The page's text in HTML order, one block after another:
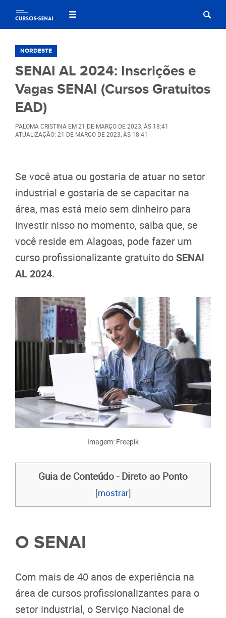
NORDESTE
SENAI AL 2024: Inscrições e
Vagas SENAI (Cursos Gratuitos
EAD)
PALOMA CRISTINA EM21 DE MARÇO DE 2023 , ÀS 18:41
ATUALIZAÇÃO: 21 DE MARÇO DE 2023, ÀS 18:41
Se você atua ou gostaria de atuar no setor
industrial e gostaria de se capacitar na
área, mas está meio sem dinheiro para
investir nisso no momento, saiba que, se
você reside em Alagoas, pode fazer um
curso profissionalizante gratuito doSENAI
AL 2024.
Imagem: Freepik
Guia de Conteúdo - Direto ao Ponto
[mostrar]
O SENAI
Com mais de 40 anos de experiência na
área de cursos profissionalizantes para o
setor industrial, o Serviço Nacional de